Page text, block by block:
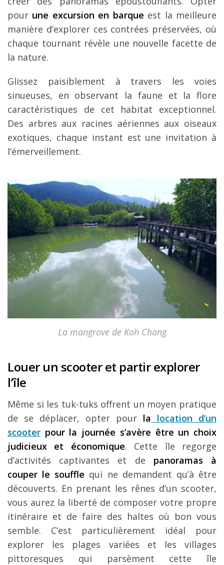
pour une excursion en barque est la meilleure
manière d’explorer ces contrées préservées, où
chaque tournant révèle une nouvelle facette de
la nature.
Glissez paisiblement à travers les voies
sinueuses, en observant la faune et la flore
caractéristiques de cet habitat exceptionnel.
Des arbres aux racines aériennes aux oiseaux
exotiques, chaque instant est une invitation à
l’émerveillement.
La mangrove de Koh Chang
Louer un scooter et partir explorer
l’île
Même si les tuk-tuks offrent un moyen pratique
de se déplacer, opter pour la location d’un
scooter pour la journée s’avère être un choix
judicieux et économique. Cette île regorge
d’activités captivantes et de panoramas à
couper le souffle qui ne demandent qu’à être
découverts. En prenant les rênes d’un scooter,
vous aurez la liberté de composer votre propre
itinéraire et de faire des haltes où bon vous
semble. C’est particulièrement idéal pour
explorer les plages variées et les villages
pittoresques qui parsèment cette île